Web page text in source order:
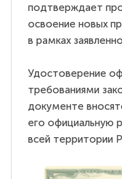
подтверждает
освоение новых
в рамках
Удостоверение
требованиями
документе
его официальную
всей территории